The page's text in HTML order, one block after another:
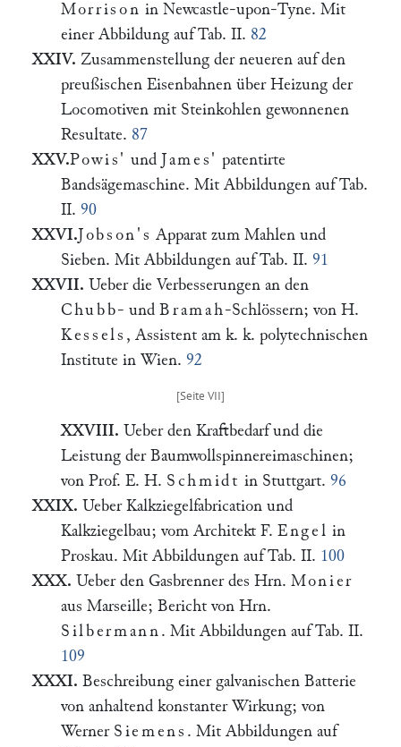
Morrison in Newcastle-upon-Tyne. Mit
einer Abbildung auf Tab. II. 82
XXIV. Zusammenstellung der neueren auf den
preußischen Eisenbahnen über Heizung der
Locomotiven mit Steinkohlen gewonnenen
Resultate. 87
XXV.Powis' und James' patentirte
Bandsägemaschine. Mit Abbildungen auf Tab.
II. 90
XXVI.Jobson's Apparat zum Mahlen und
Sieben. Mit Abbildungen auf Tab. II. 91
XXVII. Ueber die Verbesserungen an den
Chubb- undBramah-Schlössern; von H.
Kessels , Assistent am k. k. polytechnischen
Institute in Wien. 92
XXVIII. Ueber den Kraftbedarf und die
Leistung der Baumwollspinnereimaschinen;
von Prof. E. H. Schmidt in Stuttgart. 96
XXIX. Ueber Kalkziegelfabrication und
Kalkziegelbau; vom Architekt F. Engel in
Proskau. Mit Abbildungen auf Tab. II. 100
XXX. Ueber den Gasbrenner des Hrn. Monier
aus Marseille; Bericht von Hrn.
Silbermann . Mit Abbildungen auf Tab. II.
109
XXXI. Beschreibung einer galvanischen Batterie
von anhaltend konstanter Wirkung; von
Werner Siemens . Mit Abbildungen auf